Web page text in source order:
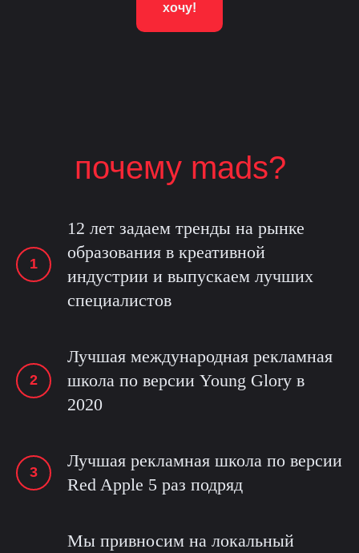
хочу!
почему mads?
12 лет задаем тренды на рынке
образования в креативной
индустрии и выпускаем лучших
специалистов
Лучшая международная рекламная
школа по версии Young Glory в
2020
Лучшая рекламная школа по версии
Red Apple 5 раз подряд
Мы привносим на локальный